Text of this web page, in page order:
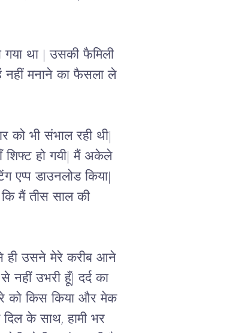
गया था | उसकी फैमिली
नहीं मनाने का फैसला ले
को भी संभाल रही थी|
शिफ्ट हो गयी| मैं अकेले
एप्प डाउनलोड किया|
कि मैं तीस साल की
ही उसने मेरे करीब आने
नहीं उभरी हूँ| दर्द का
को किस किया और मेक
के साथ, हामी भर